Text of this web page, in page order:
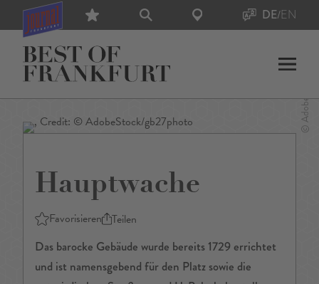
DE/EN
Hauptwache
Favorisieren Teilen
Das barocke Gebäude wurde bereits 1729 errichtet
und ist namensgebend für den Platz sowie die